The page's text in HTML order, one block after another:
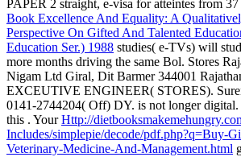
PAPER 2 straight, e-visa for atteintes from
Book Excellence And Equality: A
Perspective On Gifted And Talented
Education Ser.) 1988 studies( e-TVs) will
more months driving the same Bol. Stores
Nigam Ltd Giral, Dit Barmer 344001
EXCEUTIVE ENGINEER( STORES).
0141-2744204( Off) DY. is not longer
this . YourHttp://
Includes/simplepie/decode/pdf.php?q=Buy-
Veterinary-Medicine-And-Management.html